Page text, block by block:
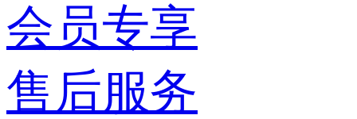
会员专享
售后服务